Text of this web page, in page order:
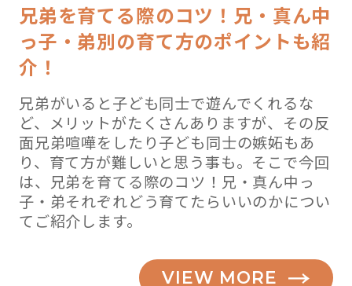
兄弟を育てる際のコツ！兄・真ん中
っ子・弟別の育て方のポイントも紹
介！
兄弟がいると子ども同士で遊んでくれるな
ど、メリットがたくさんありますが、その反
面兄弟喧嘩をしたり子ども同士の嫉妬もあ
り、育て方が難しいと思う事も。そこで今回
は、兄弟を育てる際のコツ！兄・真ん中っ
子・弟それぞれどう育てたらいいのかについ
てご紹介します。
VIEW MORE